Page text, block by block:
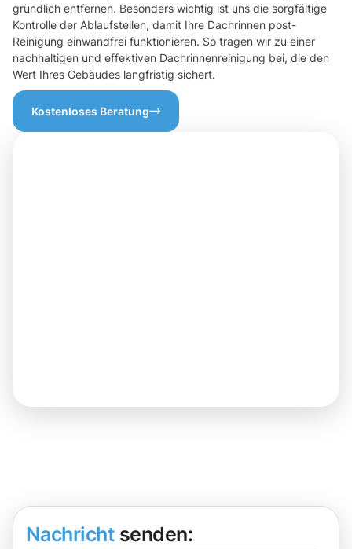
gründlich entfernen. Besonders wichtig ist uns die sorgfältige
Kontrolle der Ablaufstellen, damit Ihre Dachrinnen post-
Reinigung einwandfrei funktionieren. So tragen wir zu einer
nachhaltigen und effektiven Dachrinnenreinigung bei, die den
Wert Ihres Gebäudes langfristig sichert.
Kostenloses Beratung
Nachricht senden: